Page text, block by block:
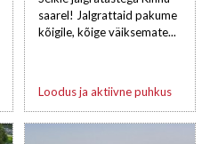
saarel! Jalgrattaid pakume
kõigile, kõige väiksemate...
Loodus ja aktiivne puhkus